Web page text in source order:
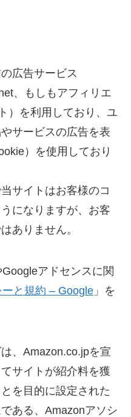
広告サービス
、もしもアフィリエ
）を利用しており、ユ
サービスの広告を表
）を使用しており
サイトはお客様のコ
になりますが、お客
ありません。
アドセンスに関
と規約 – Google」を
、Amazon.co.jpを宣
サイトが紹介料を獲
を目的に設定された
ある、Amazonアソシ